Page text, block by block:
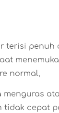
terisi penuh
normal,
menguras
tidak cepat